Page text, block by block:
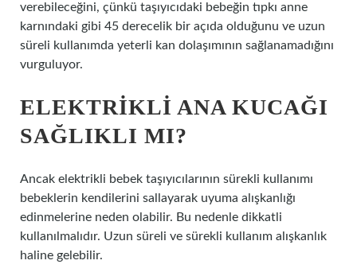
verebileceğini, çünkü taşıyıcıdaki bebeğin tıpkı anne
karnındaki gibi 45 derecelik bir açıda olduğunu ve uzun
süreli kullanımda yeterli kan dolaşımının sağlanamadığını
vurguluyor.
ELEKTRIKLI ANA KUCAĞI
SAĞLIKLI MI?
Ancak elektrikli bebek taşıyıcılarının sürekli kullanımı
bebeklerin kendilerini sallayarak uyuma alışkanlığı
edinmelerine neden olabilir. Bu nedenle dikkatli
kullanılmalıdır. Uzun süreli ve sürekli kullanım alışkanlık
haline gelebilir.